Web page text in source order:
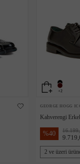
+2
GEORGE HOGG
Kahverengi
Ayakkabısı
%40
2 ve üzeri